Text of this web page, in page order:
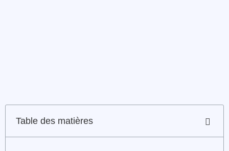
Table des matières